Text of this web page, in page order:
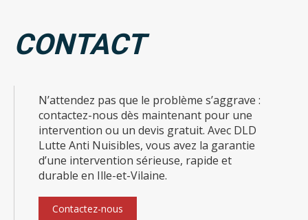
CONTACT
N’attendez pas que le problème s’aggrave :
contactez-nous dès maintenant pour une
intervention ou un devis gratuit. Avec DLD
Lutte Anti Nuisibles, vous avez la garantie
d’une intervention sérieuse, rapide et
durable en Ille-et-Vilaine.
Contactez-nous